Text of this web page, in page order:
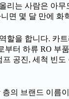
리는 사람은 아
면 몇 달 만에 화
할을 합니다. 카
부터 하류 RO 부
공진, 세척 빈
의 브랜드 이름